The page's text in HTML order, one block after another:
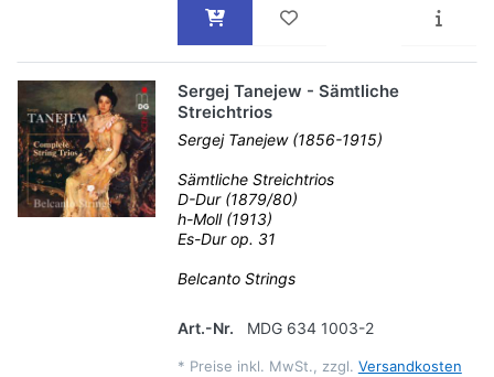
Sergej Tanejew - Sämtliche
Streichtrios
Sergej Tanejew (1856-1915)
Sämtliche Streichtrios
D-Dur (1879/80)
h-Moll (1913)
Es-Dur op. 31
Belcanto Strings
Art.-Nr. MDG 634 1003-2
* Preise inkl. MwSt., zzgl. Versandkosten